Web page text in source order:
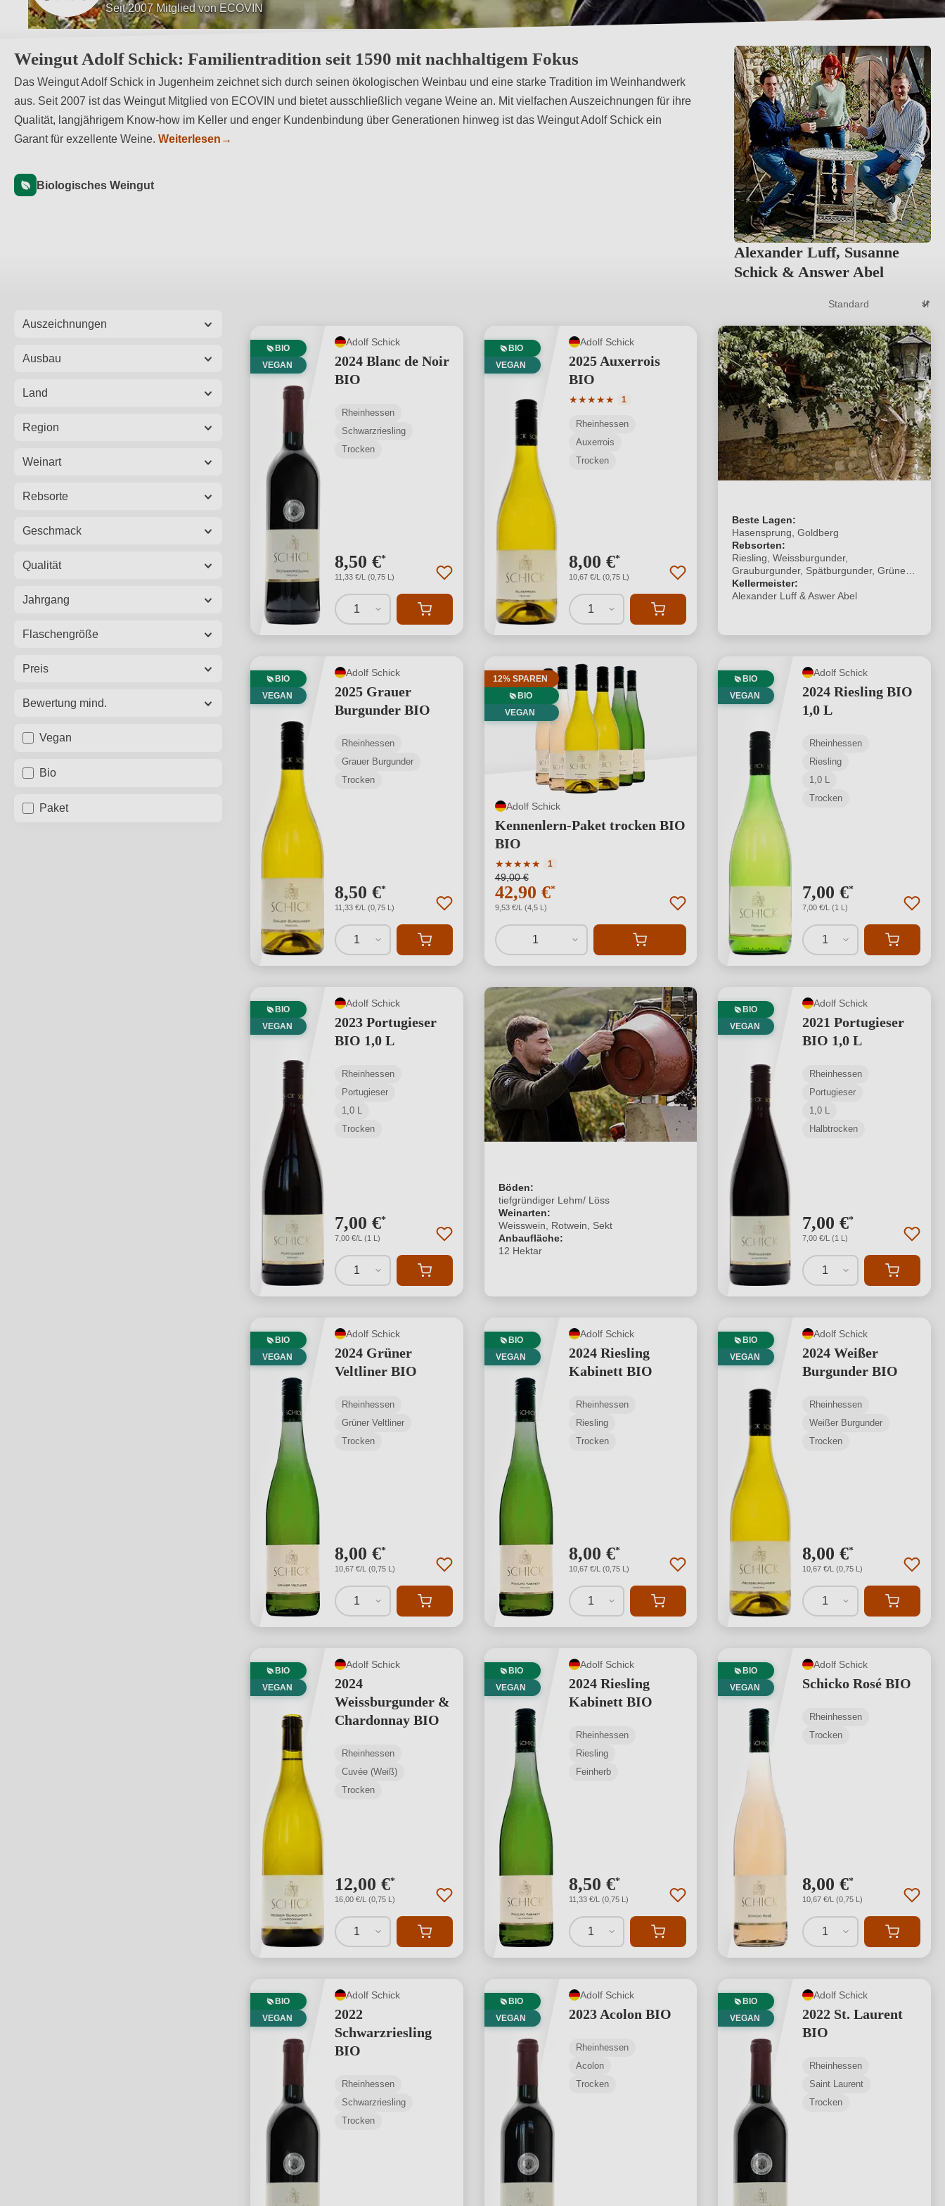
Hervorragende Lagen Hasensprung und Goldberg
Weingut Adolf Schick: Familientradition seit 1590 mit nachhaltigem Fokus
Das Weingut Adolf Schick in Jugenheim zeichnet sich durch seinen ökologischen Weinbau und eine starke Tradition im Weinhandwerk
aus. Seit 2007 ist das Weingut Mitglied von ECOVIN und bietet ausschließlich vegane Weine an. Mit vielfachen Auszeichnungen für ihre
Qualität, langjährigem Know-how im Keller und enger Kundenbindung über Generationen hinweg ist das Weingut Adolf Schick ein
Garant für exzellente Weine. Weiterlesen →
Biologisches Weingut
Alexander Luff, Susanne
Schick & Answer Abel
Auszeichnungen
Ausbau
Land
Region
Weinart
Rebsorte
Geschmack
Qualität
Jahrgang
Flaschengröße
Preis
Bewertung mind.
Vegan
Bio
Paket
BIO
VEGAN
Adolf Schick
2024 Blanc de Noir
BIO
Rheinhessen
Schwarzriesling
Trocken
8,50 €*
11,33 €/L (0,75 L)
1
BIO
VEGAN
Adolf Schick
2025 Auxerrois
BIO
★★★★★
Durchschnittliche Bewertung von 5 von 5 Sternen
1
Rheinhessen
Auxerrois
Trocken
8,00 €*
10,67 €/L (0,75 L)
1
Beste Lagen:
Hasensprung, Goldberg
Rebsorten:
Riesling, Weissburgunder,
Grauburgunder, Spätburgunder, Grüner
Veltliner & Auxerrois
Kellermeister:
Alexander Luff & Aswer Abel
BIO
VEGAN
Adolf Schick
2025 Grauer
Burgunder BIO
Rheinhessen
Grauer Burgunder
Trocken
8,50 €*
11,33 €/L (0,75 L)
1
12% SPAREN
BIO
VEGAN
Adolf Schick
Kennenlern-Paket trocken BIO
BIO
★★★★★
Durchschnittliche Bewertung von 5 von 5 Sternen
1
49,00 €
42,90 €*
9,53 €/L (4,5 L)
1
BIO
VEGAN
Adolf Schick
2024 Riesling BIO
1,0 L
Rheinhessen
Riesling
1,0 L
Trocken
7,00 €*
7,00 €/L (1 L)
1
BIO
VEGAN
Adolf Schick
2023 Portugieser
BIO 1,0 L
Rheinhessen
Portugieser
1,0 L
Trocken
7,00 €*
7,00 €/L (1 L)
1
Böden:
tiefgründiger Lehm/ Löss
Weinarten:
Weisswein, Rotwein, Sekt
Anbaufläche:
12 Hektar
BIO
VEGAN
Adolf Schick
2021 Portugieser
BIO 1,0 L
Rheinhessen
Portugieser
1,0 L
Halbtrocken
7,00 €*
7,00 €/L (1 L)
1
BIO
VEGAN
Adolf Schick
2024 Grüner
Veltliner BIO
Rheinhessen
Grüner Veltliner
Trocken
8,00 €*
10,67 €/L (0,75 L)
1
BIO
VEGAN
Adolf Schick
2024 Riesling
Kabinett BIO
Rheinhessen
Riesling
Trocken
8,00 €*
10,67 €/L (0,75 L)
1
BIO
VEGAN
Adolf Schick
2024 Weißer
Burgunder BIO
Rheinhessen
Weißer Burgunder
Trocken
8,00 €*
10,67 €/L (0,75 L)
1
BIO
VEGAN
Adolf Schick
2024
Weissburgunder &
Chardonnay BIO
Rheinhessen
Cuvée (Weiß)
Trocken
12,00 €*
16,00 €/L (0,75 L)
1
BIO
VEGAN
Adolf Schick
2024 Riesling
Kabinett BIO
Rheinhessen
Riesling
Feinherb
8,50 €*
11,33 €/L (0,75 L)
1
BIO
VEGAN
Adolf Schick
Schicko Rosé BIO
Rheinhessen
Trocken
8,00 €*
10,67 €/L (0,75 L)
1
BIO
VEGAN
Adolf Schick
2022
Schwarzriesling
BIO
Rheinhessen
Schwarzriesling
Trocken
BIO
VEGAN
Adolf Schick
2023 Acolon BIO
Rheinhessen
Acolon
Trocken
BIO
VEGAN
Adolf Schick
2022 St. Laurent
BIO
Rheinhessen
Saint Laurent
Trocken